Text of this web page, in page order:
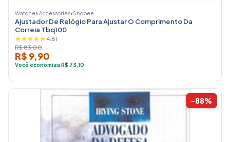
Watches Accessories•Shopee
Ajustador De Relógio Para Ajustar O Comprimento Da
Correia Tbq100
4.81
R$ 83,00
R$ 9,90
Você economiza R$ 73,10
-88%